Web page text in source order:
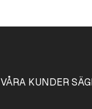
VÅRA KUNDER